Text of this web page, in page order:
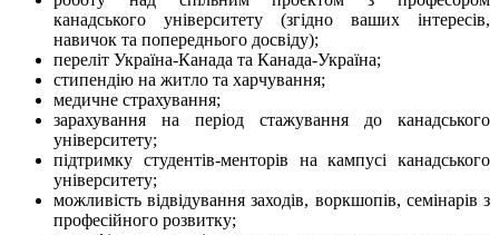
канадського університету (згідно ваших інтересів,
навичок та попереднього досвіду);
переліт Україна-Канада та Канада-Україна;
стипендію на житло та харчування;
медичне страхування;
зарахування на період стажування до канадського
університету;
підтримку студентів-менторів на кампусі канадського
університету;
можливість відвідування заходів, воркшопів, семінарів з
професійного розвитку;